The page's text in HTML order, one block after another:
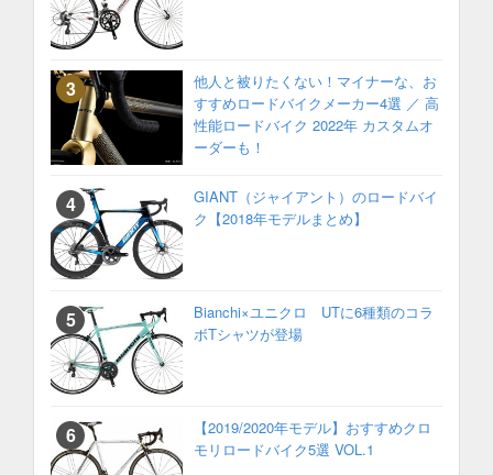
他人と被りたくない！マイナーな、お
すすめロードバイクメーカー4選 ／ 高
性能ロードバイク 2022年 カスタムオ
ーダーも！
GIANT（ジャイアント）のロードバイ
ク【2018年モデルまとめ】
Bianchi×ユニクロ UTに6種類のコラ
ボTシャツが登場
【2019/2020年モデル】おすすめクロ
モリロードバイク5選 VOL.1